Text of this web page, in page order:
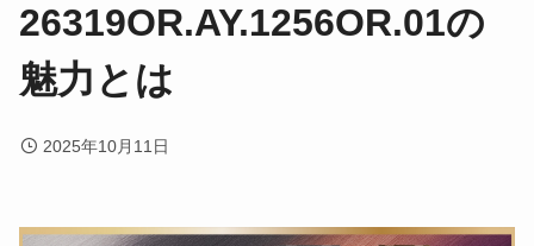
26319OR.AY.1256OR.01の
魅力とは
2025年10月11日